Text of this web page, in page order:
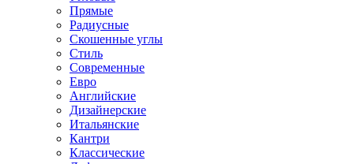
Прямые
Радиусные
Скошенные углы
Стиль
Современные
Евро
Английские
Дизайнерские
Итальянские
Кантри
Классические